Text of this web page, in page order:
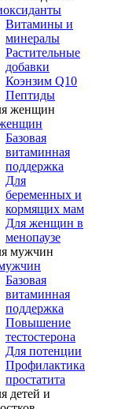
Витамины и
минералы
Растительные
добавки
Коэнзим Q10
Пептиды
Базовая
витаминная
поддержка
Для
беременных и
кормящих мам
Для женщин в
менопаузе
Базовая
витаминная
поддержка
Повышение
тестостерона
Для потенции
Профилактика
простатита